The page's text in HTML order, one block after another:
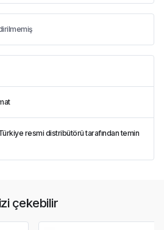
resmi distribütörü tarafından temin
çekebilir